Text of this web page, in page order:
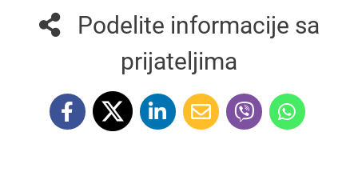
Podelite informacije sa
prijateljima